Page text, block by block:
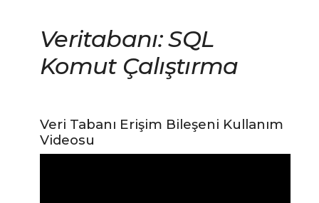
Veritabanı: SQL
Komut Çalıştırma
Veri Tabanı Erişim Bileşeni Kullanım
Videosu